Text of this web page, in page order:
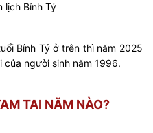
lịch Bính Tý
Bính Tý ở trên thì năm 2025
của người sinh năm 1996.
TAI NĂM NÀO?